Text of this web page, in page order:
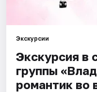
Экскурсии
Экскурсия в
группы
романтик во